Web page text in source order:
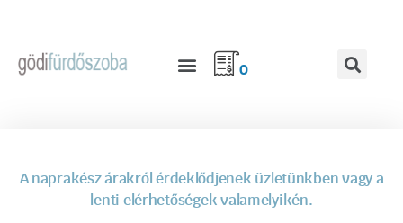
0
A naprakész árakról érdeklődjenek üzletünkben vagy a
lenti elérhetőségek valamelyikén.